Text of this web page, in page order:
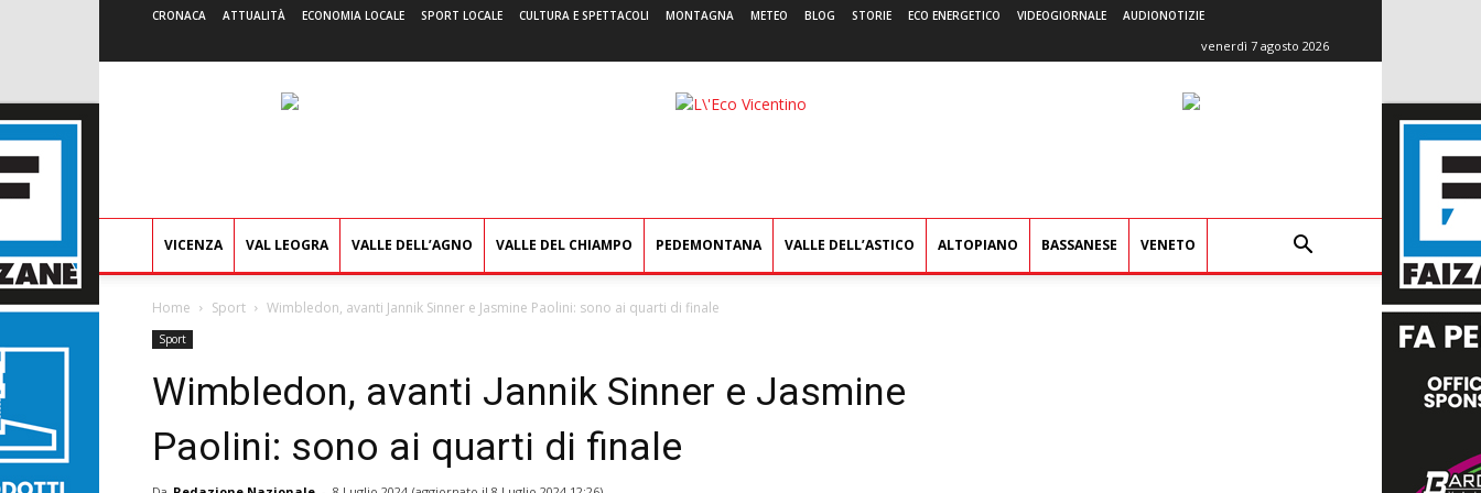
CRONACA ATTUALITÀ ECONOMIA LOCALE SPORT LOCALE CULTURA E SPETTACOLI MONTAGNA METEO BLOG STORIE ECO ENERGETICO VIDEOGIORNALE AUDIONOTIZIE
venerdì 7 agosto 2026
L'Eco
VICENZA VAL LEOGRA VALLE DELL’AGNO VALLE DEL CHIAMPO PEDEMONTANA VALLE DELL’ASTICO ALTOPIANO BASSANESE VENETO
Home Sport Wimbledon, avanti Jannik Sinner e Jasmine Paolini: sono ai quarti di finale
Sport
Wimbledon, avanti Jannik Sinner e Jasmine
Paolini: sono ai quarti di finale